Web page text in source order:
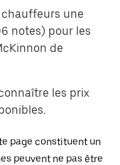
une
notes) pour les
de
les prix
page constituent un
peuvent ne pas être